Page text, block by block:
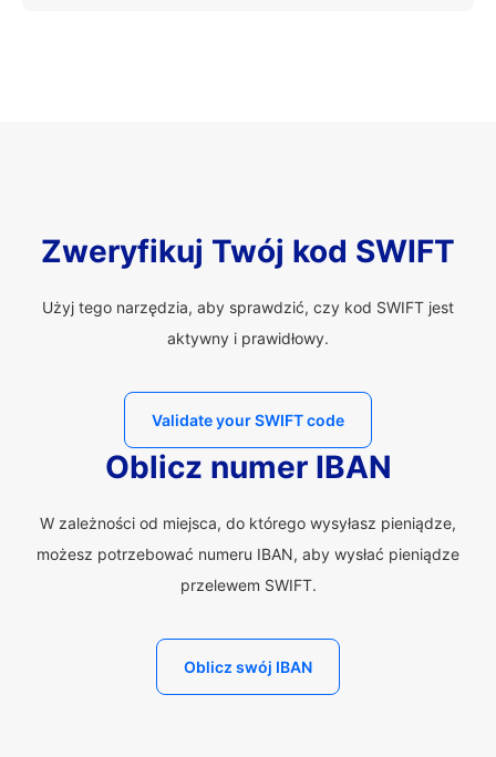
Zweryfikuj Twój kod SWIFT
Użyj tego narzędzia, aby sprawdzić, czy kod SWIFT jest
aktywny i prawidłowy.
Validate your SWIFT code
Oblicz numer IBAN
W zależności od miejsca, do którego wysyłasz pieniądze,
możesz potrzebować numeru IBAN, aby wysłać pieniądze
przelewem SWIFT.
Oblicz swój IBAN